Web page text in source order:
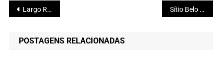
Navegação
de
Post
Largo Resources lança uma nova divisão, a Largo Clean Energy Sítio Belo Horizonte amplia investimentos e aumenta a produção de leite em Maracás
POSTAGENS RELACIONADAS